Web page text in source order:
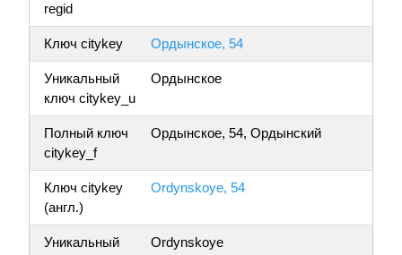
regid
Ключ citykey Ордынское, 54
Уникальный
ключ citykey_u
Ордынское
Полный ключ
citykey_f
Ордынское, 54, Ордынский
Ключ citykey
(англ.)
Ordynskoye, 54
Уникальный
Ordynskoye